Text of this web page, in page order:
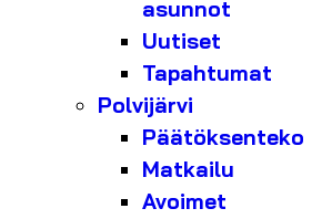
asunnot
Uutiset
Tapahtumat
Polvijärvi
Päätöksenteko
Matkailu
Avoimet